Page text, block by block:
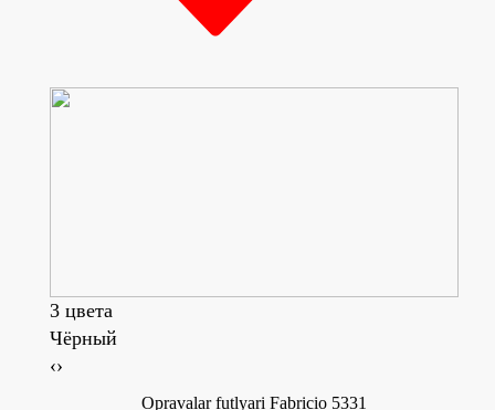
3 цвета
Чёрный
‹›
Opravalar futlyari Fabricio 5331